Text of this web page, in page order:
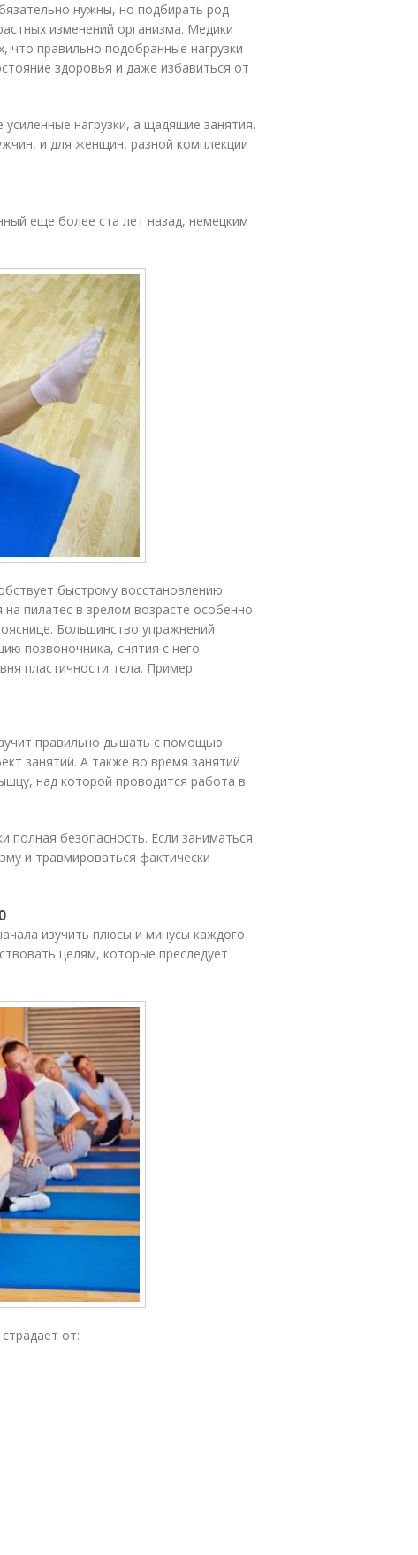
нужны, но подбирать род
изменений организма. Медики
правильно подобранные нагрузки
здоровья и даже избавиться от
нагрузки, а щадящие занятия.
и для женщин, разной комплекции
еще более ста лет назад, немецким
быстрому восстановлению
пилатес в зрелом возрасте особенно
Большинство упражнений
позвоночника, снятия с него
пластичности тела. Пример
правильно дышать с помощью
занятий. А также во время занятий
над которой проводится работа в
полная безопасность. Если заниматься
и травмироваться фактически
изучить плюсы и минусы каждого
целям, которые преследует
от: